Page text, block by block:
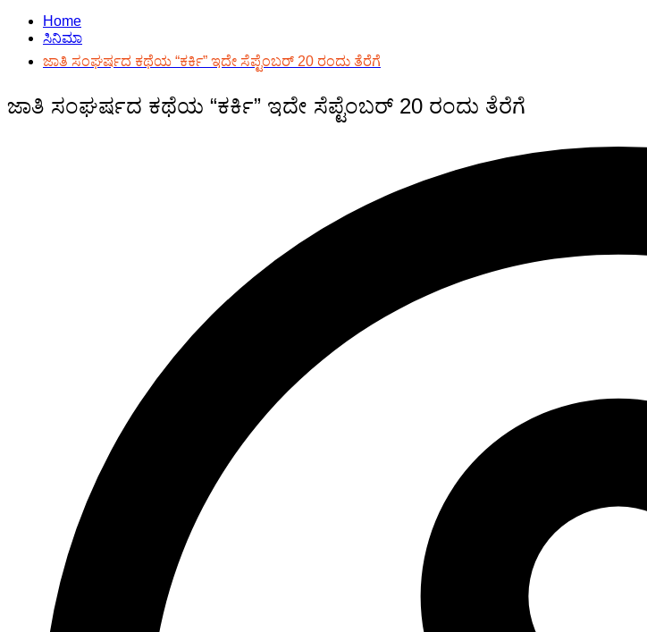
Home
ಸಿನಿಮಾ
ಜಾತಿ ಸಂಘರ್ಷದ ಕಥೆಯ “ಕರ್ಕಿ” ಇದೇ ಸೆಪ್ಟೆಂಬರ್ 20 ರಂದು ತೆರೆಗೆ
ಜಾತಿ ಸಂಘರ್ಷದ ಕಥೆಯ “ಕರ್ಕಿ” ಇದೇ ಸೆಪ್ಟೆಂಬರ್ 20 ರಂದು ತೆರೆಗೆ